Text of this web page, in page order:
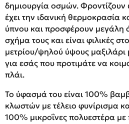
δημιουργία οσμών. Φροντίζουν
έχει την ιδανική θερμοκρασία
ύπνου και προσφέρουν μεγάλη
σχήμα τους και είναι φιλικές
μετρίου/ψηλού ύψους μαξιλάρι
για εσάς που προτιμάτε να
πλάι.
Το ύφασμά του είναι 100%
κλωστών με τέλειο φυνίρισμα
100% μικροΐνες πολυεστέρα